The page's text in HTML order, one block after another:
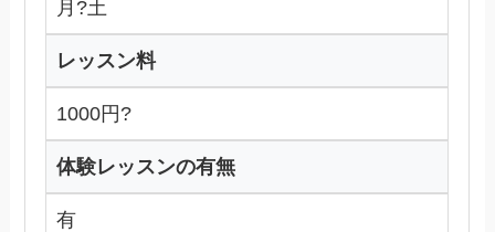
月?土
レッスン料
1000円?
体験レッスンの有無
有